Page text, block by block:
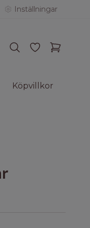
Inställningar
Köpvillkor